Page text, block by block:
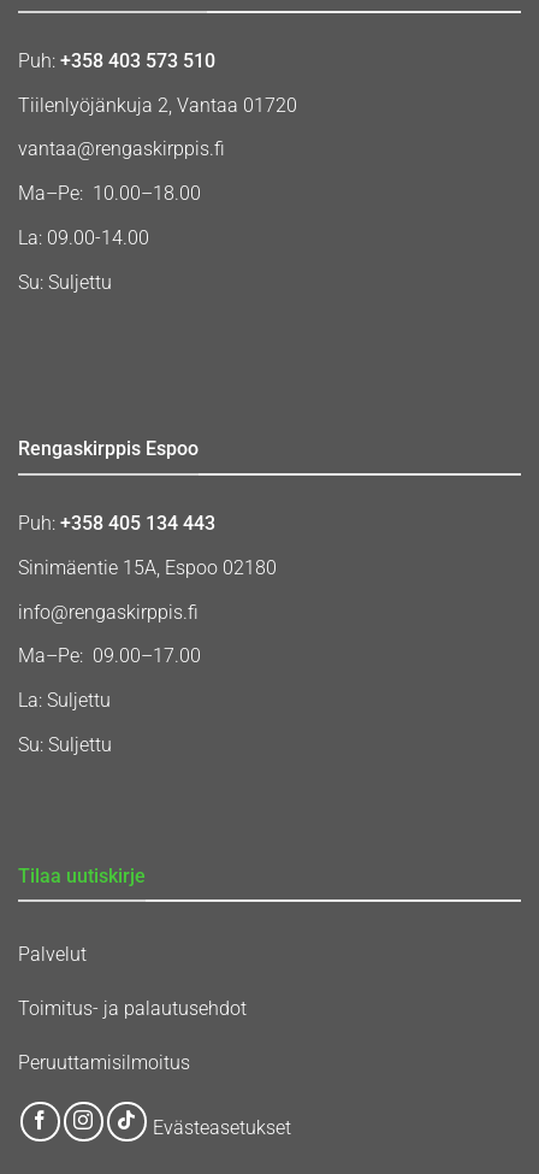
Puh: +358 403 573 510
Tiilenlyöjänkuja 2, Vantaa 01720
vantaa@rengaskirppis.fi
Ma–Pe: 10.00–18.00
La: 09.00-14.00
Su: Suljettu
Rengaskirppis Espoo
Puh: +358 405 134 443
Sinimäentie 15A, Espoo 02180
info@rengaskirppis.fi
Ma–Pe: 09.00–17.00
La: Suljettu
Su: Suljettu
Tilaa uutiskirje
Palvelut
Toimitus- ja palautusehdot
Peruuttamisilmoitus
Evästeasetukset